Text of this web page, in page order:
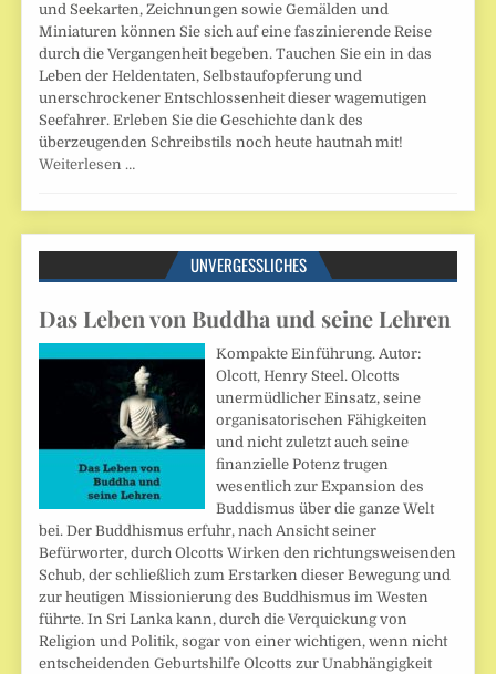
und Seekarten, Zeichnungen sowie Gemälden und
Miniaturen können Sie sich auf eine faszinierende Reise
durch die Vergangenheit begeben. Tauchen Sie ein in das
Leben der Heldentaten, Selbstaufopferung und
unerschrockener Entschlossenheit dieser wagemutigen
Seefahrer. Erleben Sie die Geschichte dank des
überzeugenden Schreibstils noch heute hautnah mit!
Weiterlesen …
UNVERGESSLICHES
Das Leben von Buddha und seine Lehren
Kompakte Einführung. Autor:
Olcott, Henry Steel. Olcotts
unermüdlicher Einsatz, seine
organisatorischen Fähigkeiten
und nicht zuletzt auch seine
finanzielle Potenz trugen
wesentlich zur Expansion des
Buddismus über die ganze Welt
bei. Der Buddhismus erfuhr, nach Ansicht seiner
Befürworter, durch Olcotts Wirken den richtungsweisenden
Schub, der schließlich zum Erstarken dieser Bewegung und
zur heutigen Missionierung des Buddhismus im Westen
führte. In Sri Lanka kann, durch die Verquickung von
Religion und Politik, sogar von einer wichtigen, wenn nicht
entscheidenden Geburtshilfe Olcotts zur Unabhängigkeit